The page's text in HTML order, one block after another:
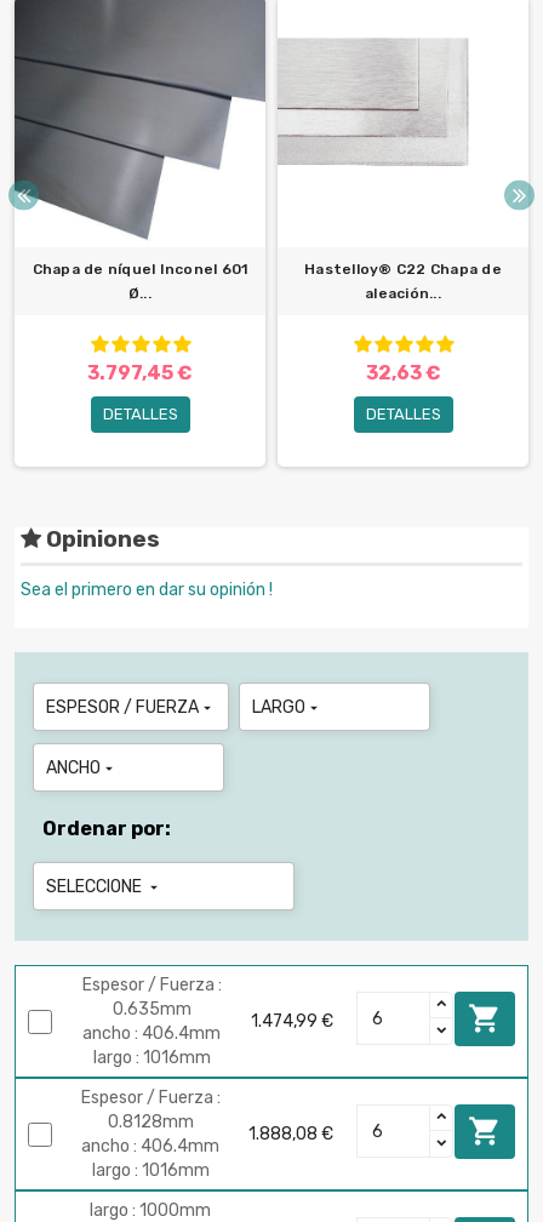
Chapa de níquel Inconel 601
Ø...
3.797,45 €
DETALLES
Hastelloy® C22 Chapa de
aleación...
32,63 €
DETALLES
Opiniones
Sea el primero en dar su opinión !
ESPESOR / FUERZA  LARGO 
ANCHO 
Ordenar por:
SELECCIONE 
Espesor / Fuerza :
0.635mm
ancho : 406.4mm
largo : 1016mm
1.474,99 € 
Espesor / Fuerza :
0.8128mm
ancho : 406.4mm
largo : 1016mm
1.888,08 € 
largo : 1000mm